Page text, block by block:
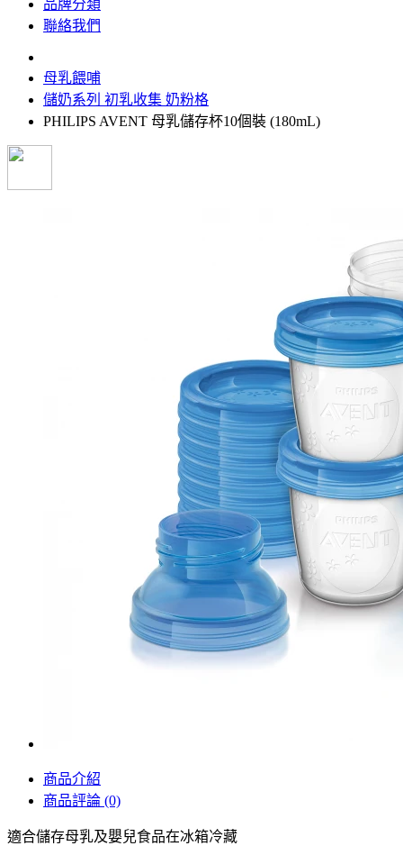
品牌分類
聯絡我們
母乳餵哺
儲奶系列 初乳收集 奶粉格
PHILIPS AVENT 母乳儲存杯10個裝 (180mL)
商品介紹
商品評論 (0)
適合儲存母乳及嬰兒食品在冰箱冷藏